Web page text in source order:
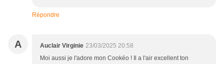
Répondre
A Auclair Virginie 23/03/2025 20:58
Moi aussi je l'adore mon Cookéo ! Il a l'air excellent ton